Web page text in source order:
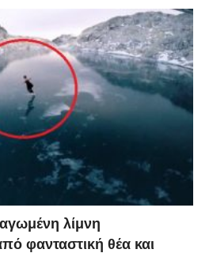
λίμνη
φανταστική θέα και